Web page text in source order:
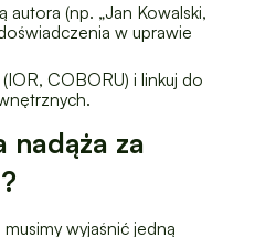
(np. „Jan Kowalski,
w uprawie
COBORU) i linkuj do
nadąża za
wyjaśnić jedną